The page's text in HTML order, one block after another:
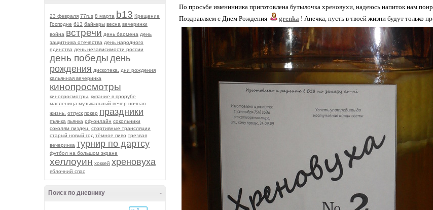
23 февраля 77rus 8 марта b13 Крещение
Господне б13 байкеры весна вечеринки
война встречи день бармена день
защитника отечества день народного
единства день независимости россии
день победы день
рождения дискотека.
дни рождения
кальянная вечеринка
кинопросмотры
кинопросмотры. купание в прорубе
масленица музыкальный вечер ночная
жизнь. отпуск покер праздники
пъянка пьянка рф-онлайн сокольники
соколям пиздец.
спортивные трансляции
старый новый год тёмное пиво трезвая
вечеринка турнир по дартсу
футбол на большом экране
хеллоуин хоккей хреновуха
яблочний спас
-
Поиск по дневнику
По просьбе именинника приготовлена бутылочка хреновухи, надеюсь напиток нам
Поздравляем с Днем Рождения
grenka ! Анечка, пусть в твоей жизни будут только